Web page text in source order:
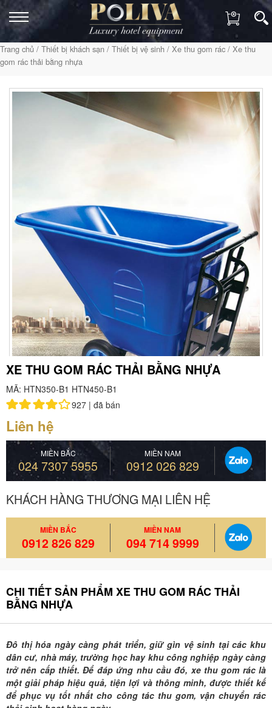
Trang chủ / Thiết bị khách sạn / Thiết bị vệ sinh / Xe thu gom rác / Xe thu
gom rác thải bằng nhựa
XE THU GOM RÁC THẢI BẰNG NHỰA
MÃ: HTN350-B1 HTN450-B1
927 | đã bán
Liên hệ
MIỀN BẮC
024 7307 5955
MIỀN NAM
0912 026 829
KHÁCH HÀNG THƯƠNG MẠI LIÊN HỆ
MIỀN BẮC
0912 826 829
MIỀN NAM
094 714 9999
CHI TIẾT SẢN PHẨM XE THU GOM RÁC THẢI
BẰNG NHỰA
Đô thị hóa ngày càng phát triển, giữ gìn vệ sinh tại các khu
dân cư, nhà máy, trường học hay khu công nghiệp ngày càng
trở nên cấp thiết. Để đáp ứng nhu cầu đó, xe thu gom rác là
một giải pháp hiệu quả, tiện lợi và thông minh, được thiết kế
để phục vụ tốt nhất cho công tác thu gom, vận chuyển rác